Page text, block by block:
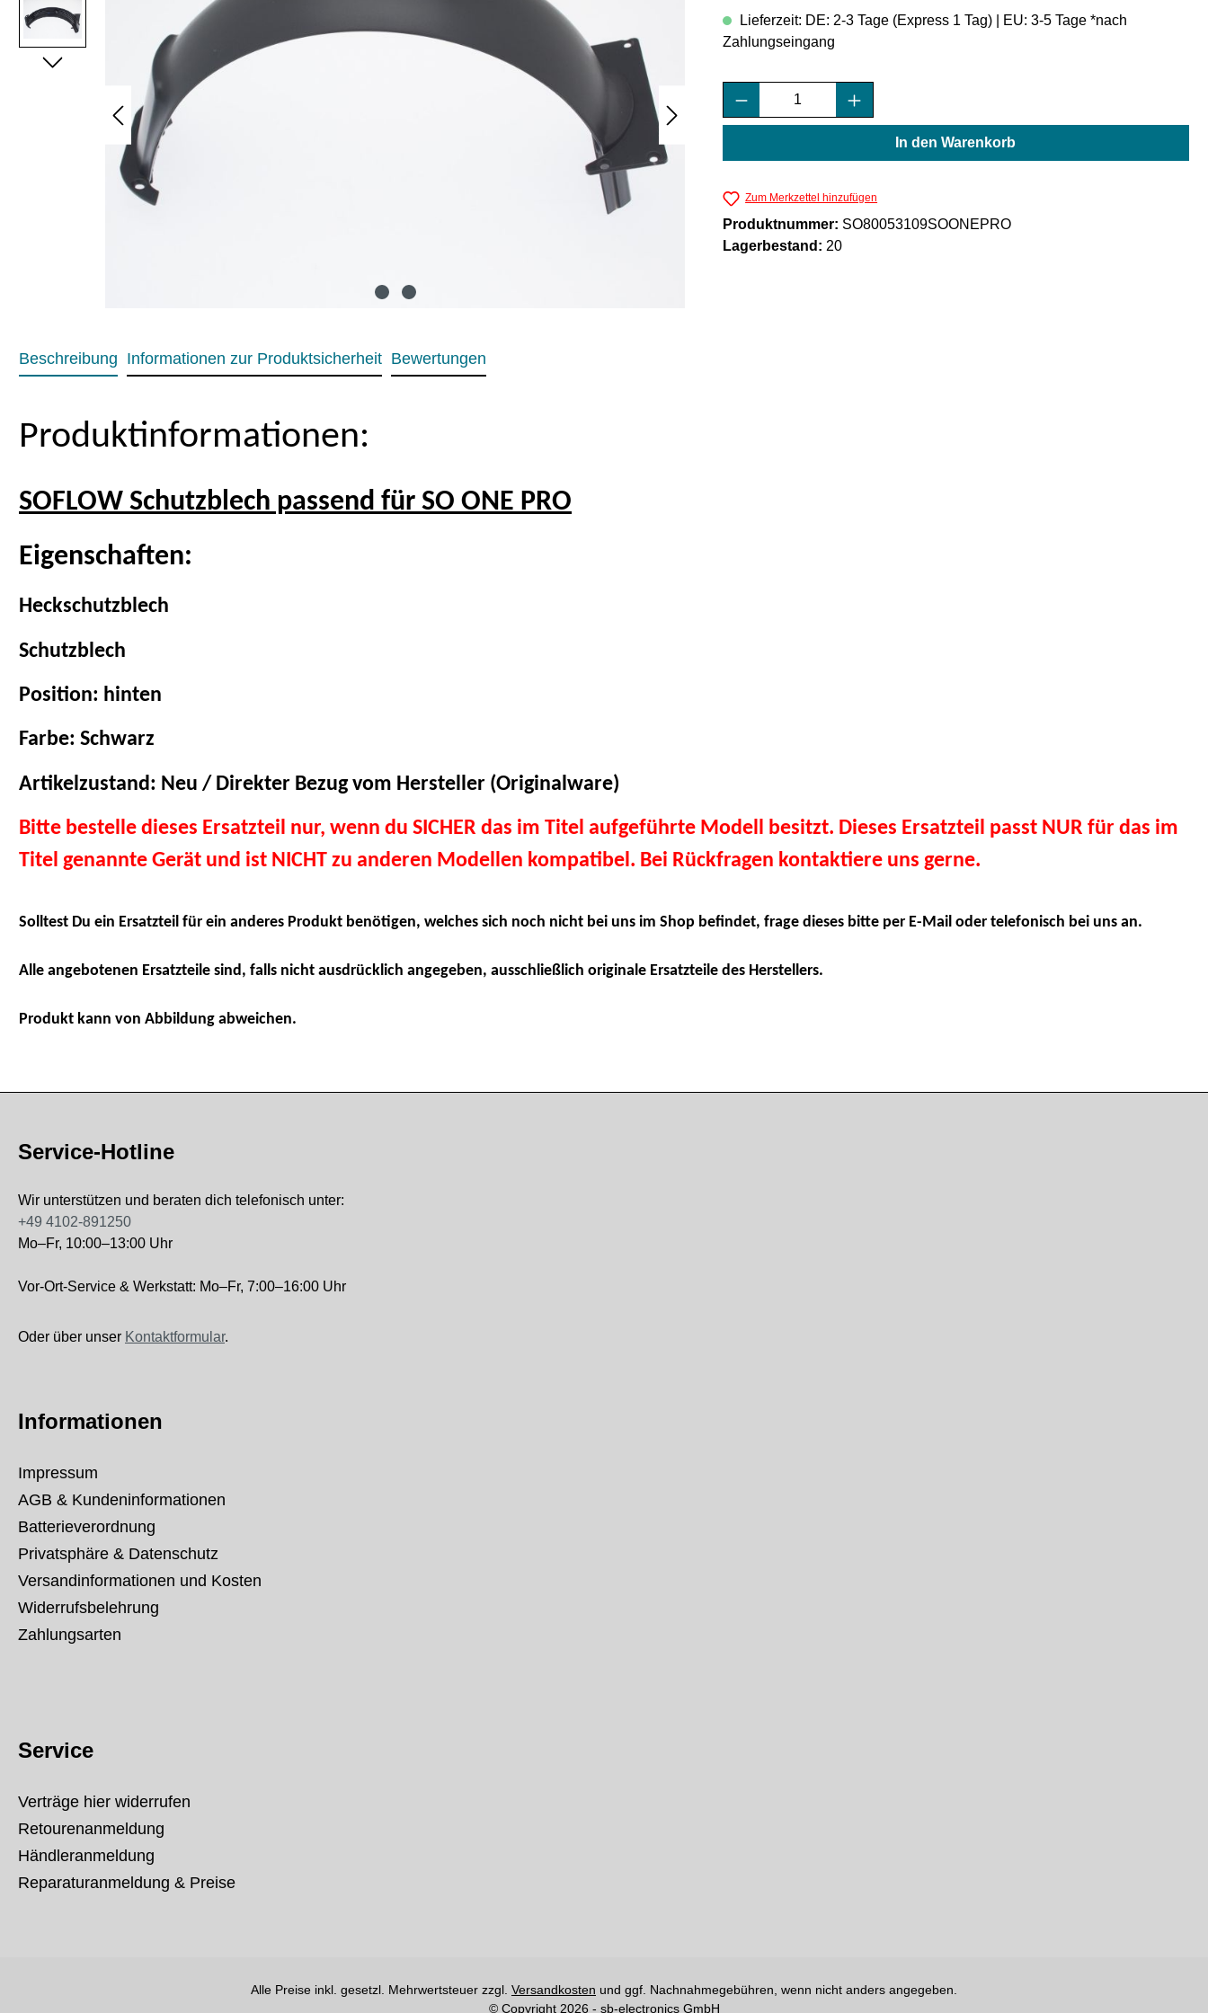
Lieferzeit: DE: 2-3 Tage (Express 1 Tag) | EU: 3-5 Tage *nach
Zahlungseingang
Produkt Anzahl: Gib den gewünschten Wert ein
In den Warenkorb
Zum Merkzettel hinzufügen
Produktnummer: SO80053109SOONEPRO
Lagerbestand: 20
Beschreibung Informationen zur Produktsicherheit Bewertungen
Produktinformationen:
SOFLOW Schutzblech passend für SO ONE PRO
Eigenschaften:
Heckschutzblech
Schutzblech
Position: hinten
Farbe: Schwarz
Artikelzustand: Neu / Direkter Bezug vom Hersteller (Originalware)
Bitte bestelle dieses Ersatzteil nur, wenn du SICHER das im Titel aufgeführte Modell besitzt. Dieses Ersatzteil passt NUR für das im
Titel genannte Gerät und ist NICHT zu anderen Modellen kompatibel. Bei Rückfragen kontaktiere uns gerne.
Solltest Du ein Ersatzteil für ein anderes Produkt benötigen, welches sich noch nicht bei uns im Shop befindet, frage dieses bitte per E-Mail oder telefonisch bei uns an.
Alle angebotenen Ersatzteile sind, falls nicht ausdrücklich angegeben, ausschließlich originale Ersatzteile des Herstellers.
Produkt kann von Abbildung abweichen.
Service-Hotline
Wir unterstützen und beraten dich telefonisch unter:
+49 4102-891250
Mo–Fr, 10:00–13:00 Uhr
Vor-Ort-Service & Werkstatt: Mo–Fr, 7:00–16:00 Uhr
Oder über unser Kontaktformular.
Informationen
Impressum
AGB & Kundeninformationen
Batterieverordnung
Privatsphäre & Datenschutz
Versandinformationen und Kosten
Widerrufsbelehrung
Zahlungsarten
Service
Verträge hier widerrufen
Retourenanmeldung
Händleranmeldung
Reparaturanmeldung & Preise
Alle Preise inkl. gesetzl. Mehrwertsteuer zzgl. Versandkosten und ggf. Nachnahmegebühren, wenn nicht anders angegeben.
© Copyright 2026 - sb-electronics GmbH